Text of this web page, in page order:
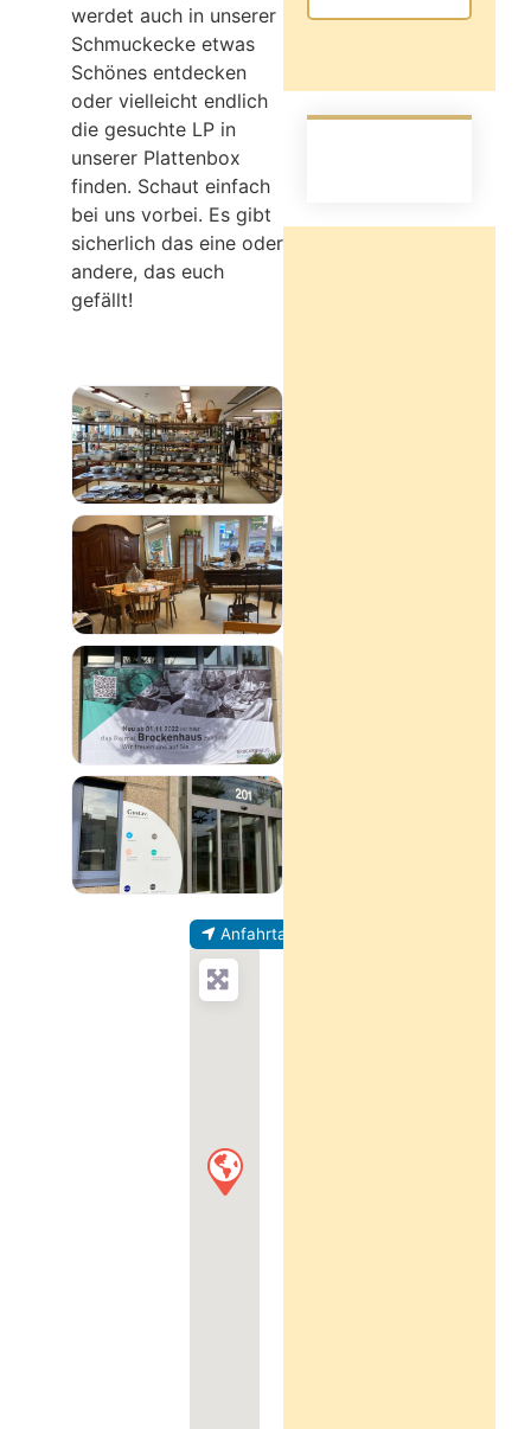
werdet auch in unserer
Schmuckecke etwas
Schönes entdecken
oder vielleicht endlich
die gesuchte LP in
unserer Plattenbox
finden. Schaut einfach
bei uns vorbei. Es gibt
sicherlich das eine oder
andere, das euch
gefällt!
Anfahrtanweisung